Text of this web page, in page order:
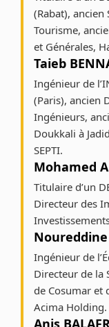
(Rabat),
Tourisme,
et Générales,
Taieb
Ingénieur de
(Paris), ancien
Ingénieurs,
Doukkali à
SEPTI.
Mohamed
Titulaire d’un
Directeur des
Noureddine
Ingénieur de
Directeur de la
de Cosumar et
Acima Holding.